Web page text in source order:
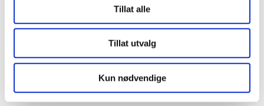
Tillat alle
Tillat utvalg
Kun nødvendige
Var denne anmeldelsen nyttig?
1 0